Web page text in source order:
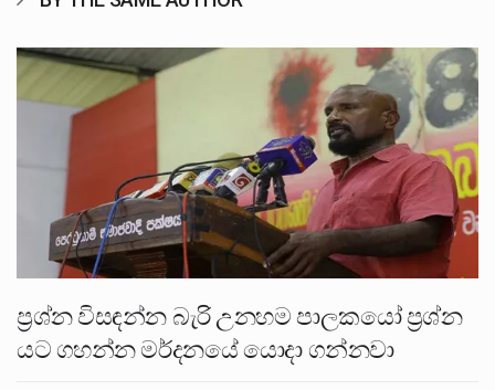
ප්‍රශ්න විසඳන්න බැරි උනහම පාලකයෝ ප්‍රශ්න
යට ගහන්න මර්දනයේ යොදා ගන්නවා